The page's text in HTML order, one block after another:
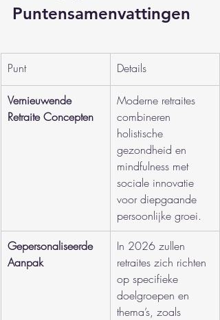
Puntensamenvattingen
Punt Details
Vernieuwende
Retraite Concepten
Moderne retraites
combineren
holistische
gezondheid en
mindfulness met
sociale innovatie
voor diepgaande
persoonlijke groei.
Gepersonaliseerde
Aanpak
In 2026 zullen
retraites zich richten
op specifieke
doelgroepen en
thema’s, zoals